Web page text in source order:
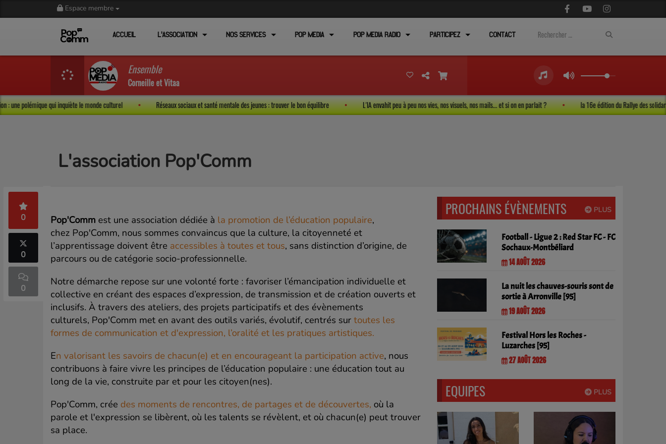
Espace membre
ACCUEIL L'ASSOCIATION NOS SERVICES POP MEDIA POP MEDIA RADIO PARTICIPEZ CONTACT
Ensemble
Corneille et Vitaa
: une polémique qui inquiète le monde culturel Réseaux sociaux et santé mentale des jeunes : trouver le bon équilibre L'IA envahit peu à peu nos vies, nos visuels, nos mails... et si on en parlait ? la 16e édition du Rallye
L'association Pop'Comm
0
0
0
Pop'Comm est une association dédiée à la promotion de l’éducation populaire,
chez Pop'Comm, nous sommes convaincus que la culture, la citoyenneté et
l’apprentissage doivent être accessibles à toutes et tous, sans distinction d’origine, de
parcours ou de catégorie socio-professionnelle.
Notre démarche repose sur une volonté forte : favoriser l’émancipation individuelle et
collective en créant des espaces d’expression, de transmission et de création ouverts et
inclusifs. À travers des ateliers, des projets participatifs et des évènements
culturels, Pop'Comm met en avant des outils variés, évolutif, centrés surtoutes les
formes de communication et d'expression, l’oralité et les pratiques artistiques.
En valorisant les savoirs de chacun(e) et en encourageant la participation active, nous
contribuons à faire vivre les principes de l’éducation populaire : une éducation tout au
long de la vie, construite par et pour les citoyen(nes).
Pop'Comm, crée des moments de rencontres, de partages et de découvertes, où la
parole et l'expression se libèrent, où les talents se révèlent, et où chacun(e) peut trouver
sa place.
PLUS
PROCHAINS ÉVÈNEMENTS
Football - Ligue 2 : Red Star FC - FC
Sochaux-Montbéliard
14 AOÛT 2026
La nuit les chauves-souris sont de
sortie à Arronville [95]
19 AOÛT 2026
Festival Hors les Roches -
Luzarches [95]
27 AOÛT 2026
PLUS
EQUIPES